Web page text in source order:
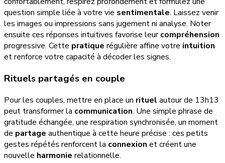
question simple liée à votre vie sentimentale. Laissez venir
les images ou impressions sans jugement ni analyse. Noter
ensuite ces réponses intuitives favorise leurcompréhension
progressive. Cette pratique régulière affine votre intuition
et renforce votre capacité à décoder les signes.
Rituels partagés en couple
Pour les couples, mettre en place un rituel autour de 13h13
peut transformer la communication. Une simple phrase de
gratitude échangée, une respiration synchronisée, un moment
de partage authentique à cette heure précise : ces petits
gestes répétés renforcent la connexion et créent une
nouvelle harmonie relationnelle.